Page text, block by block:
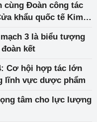
cùng Đoàn công tác
khẩu quốc tế Kim
3 là biểu tượng
kết
Cơ hội hợp tác lớn
lĩnh vực dược phẩm
tâm cho lực lượng